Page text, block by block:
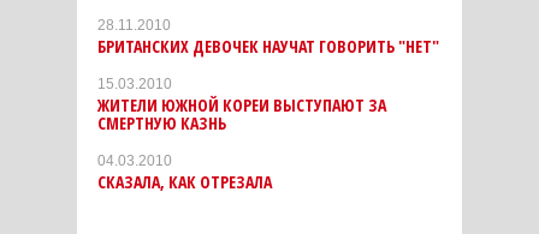
28.11.2010
БРИТАНСКИХ ДЕВОЧЕК НАУЧАТ ГОВОРИТЬ "НЕТ"
15.03.2010
ЖИТЕЛИ ЮЖНОЙ КОРЕИ ВЫСТУПАЮТ ЗА
СМЕРТНУЮ КАЗНЬ
04.03.2010
СКАЗАЛА, КАК ОТРЕЗАЛА